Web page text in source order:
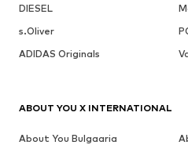
DIESEL
s.Oliver
ADIDAS Originals
ABOUT YOU X INTERNATIONAL
About You Bulgaaria